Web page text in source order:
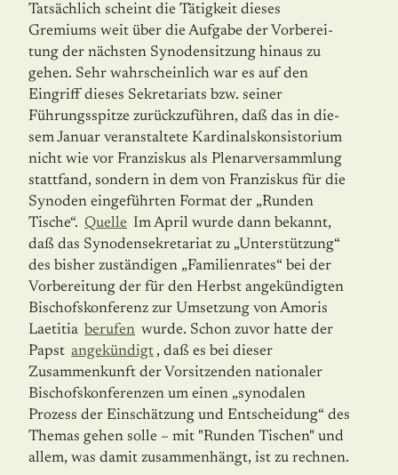
Tatsächlich scheint die Tätigkeit dieses
Gremiums weit über die Aufgabe der Vorberei­
tung der nächsten Synodensitzung hinaus zu
gehen. Sehr wahrscheinlich war es auf den
Eingriff dieses Sekretariats bzw. seiner
Führungsspitze zurückzuführen, daß das in die­
sem Januar veranstaltete Kardinalskonsistorium
nicht wie vor Franziskus als Plenar­ver­sammlung
stattfand, sondern in dem von Franziskus für die
Synoden eingeführten Format der „Runden
Tische“. Quelle Im April wurde dann bekannt,
daß das Synoden­sekretariat zu „Unterstützung“
des bisher zuständigen „Familienrates“ bei der
Vorbe­rei­tung der für den Herbst angekündigten
Bischofskonferenz zur Umsetzung von Amoris
Laetitia berufen wurde. Schon zuvor hatte der
Papst angekündigt , daß es bei dieser
Zusammenkunft der Vorsitzenden nationaler
Bischofskonferenzen um einen „synodalen
Prozess der Einschätzung und Entscheidung“ des
Themas gehen solle – mit "Runden Tischen" und
allem, was damit zusammenhängt, ist zu rechnen.